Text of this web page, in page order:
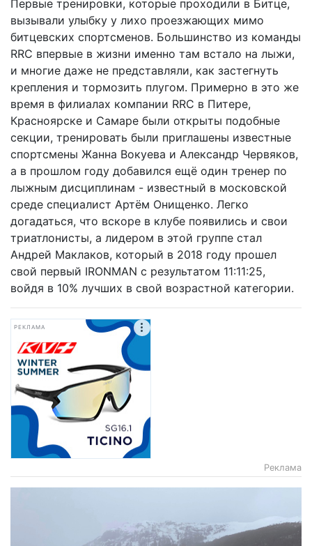
Первые тренировки, которые проходили в Битце,
вызывали улыбку у лихо проезжающих мимо
битцевских спортсменов. Большинство из команды
RRC впервые в жизни именно там встало на лыжи,
и многие даже не представляли, как застегнуть
крепления и тормозить плугом. Примерно в это же
время в филиалах компании RRC в Питере,
Красноярске и Самаре были открыты подобные
секции, тренировать были приглашены известные
спортсмены Жанна Вокуева и Александр Червяков,
а в прошлом году добавился ещё один тренер по
лыжным дисциплинам - известный в московской
среде специалист Артём Онищенко. Легко
догадаться, что вскоре в клубе появились и свои
триатлонисты, а лидером в этой группе стал
Андрей Маклаков, который в 2018 году прошел
свой первый IRONMAN с результатом 11:11:25,
войдя в 10% лучших в свой возрастной категории.
РЕКЛАМА
Реклама